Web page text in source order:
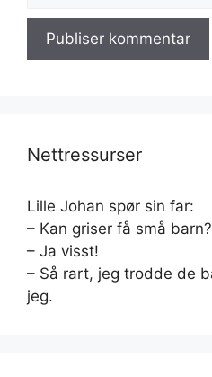
Nettressurser
Lille Johan spør sin far:
– Kan griser få små barn?
– Ja visst!
– Så rart, jeg trodde de
jeg.